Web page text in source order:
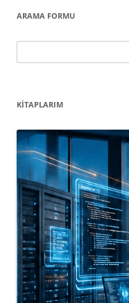
ARAMA FORMU
KITAPLARIM